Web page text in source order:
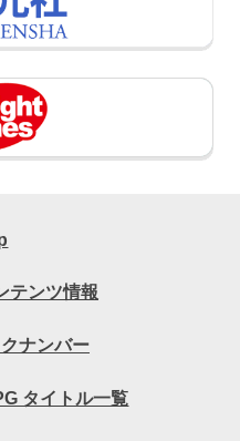
テンツ情報
ナンバー
タイトル一覧